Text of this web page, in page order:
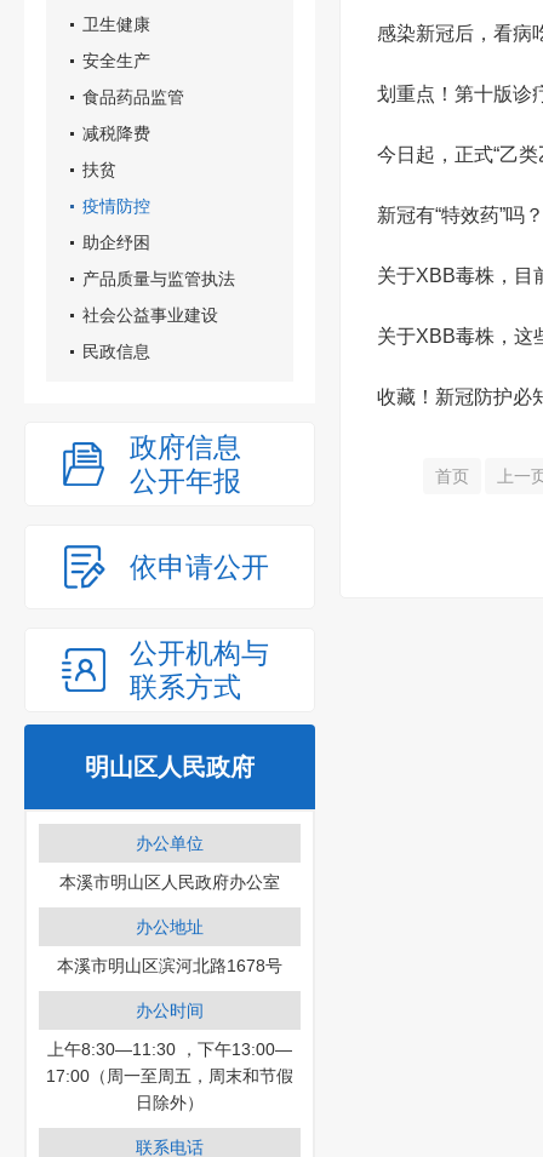
卫生健康
安全生产
食品药品监管
减税降费
扶贫
疫情防控
助企纾困
产品质量与监管执法
社会公益事业建设
民政信息
政府信息
公开年报
依申请公开
公开机构与
联系方式
明山区人民政府
办公单位
本溪市明山区人民政府办公室
办公地址
本溪市明山区滨河北路1678号
办公时间
上午8:30—11:30 ，下午13:00—
17:00（周一至周五，周末和节假
日除外）
联系电话
感染新冠后，看病
划重点！第十版诊
今日起，正式“乙
新冠有“特效药”吗
关于XBB毒株，目
关于XBB毒株，这
收藏！新冠防护必
首页 上一